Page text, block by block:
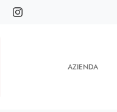
AZIENDA